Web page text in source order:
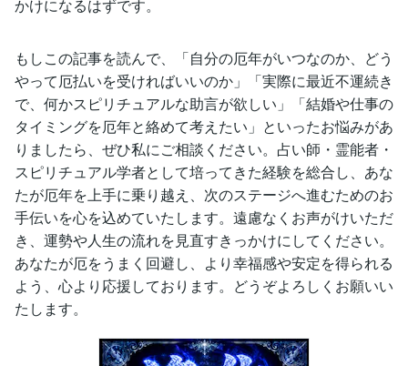
かけになるはずです。
もしこの記事を読んで、「自分の厄年がいつなのか、どう
やって厄払いを受ければいいのか」「実際に最近不運続き
で、何かスピリチュアルな助言が欲しい」「結婚や仕事の
タイミングを厄年と絡めて考えたい」といったお悩みがあ
りましたら、ぜひ私にご相談ください。占い師・霊能者・
スピリチュアル学者として培ってきた経験を総合し、あな
たが厄年を上手に乗り越え、次のステージへ進むためのお
手伝いを心を込めていたします。遠慮なくお声がけいただ
き、運勢や人生の流れを見直すきっかけにしてください。
あなたが厄をうまく回避し、より幸福感や安定を得られる
よう、心より応援しております。どうぞよろしくお願いい
たします。